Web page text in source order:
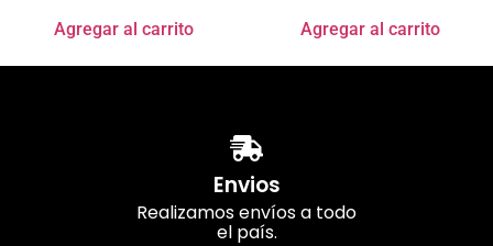
Agregar al carrito Agregar al carrito
Envios
Realizamos envíos a todo
el país.